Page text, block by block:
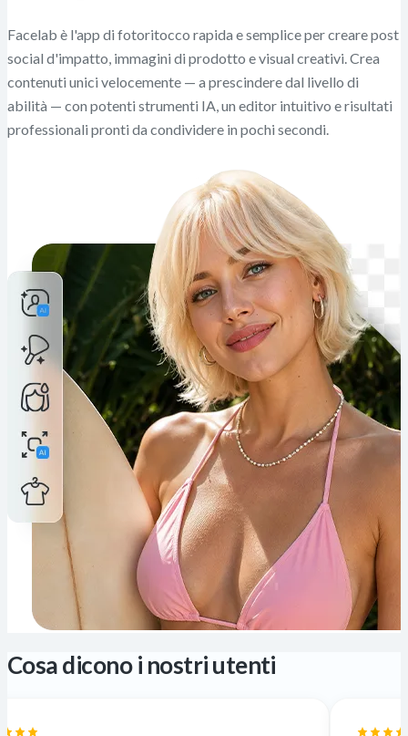
Facelab è l'app di fotoritocco rapida e semplice per creare post
social d'impatto, immagini di prodotto e visual creativi. Crea
contenuti unici velocemente — a prescindere dal livello di
abilità — con potenti strumenti IA, un editor intuitivo e risultati
professionali pronti da condividere in pochi secondi.
Cosa dicono i nostri utenti